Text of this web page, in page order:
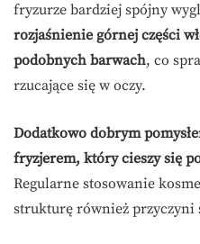
fryzurze bardziej spójny
rozjaśnienie górnej części
podobnych barwach, co
rzucające się w oczy.
Dodatkowo dobrym
fryzjerem, który cieszy się
Regularne stosowanie
strukturę również przyczyni